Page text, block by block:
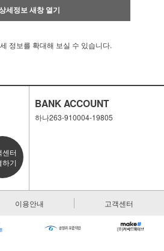
페이코 ID로 페
세정보 새창 열기
정보를 확대해 보실 수 있습니다.
센터
하기
BANK ACCOUNT
하나263-910004-19805
이용안내 고객센터